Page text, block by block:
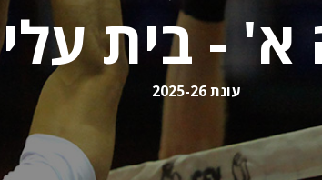
א' - בית
עונת 2025-26